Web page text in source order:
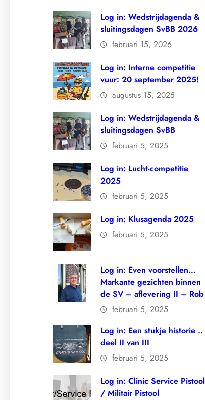
Log in: Wedstrijdagenda &
sluitingsdagen SvBB 2026
februari 15, 2026
Log in: Interne competitie
vuur: 20 september 2025!
augustus 15, 2025
Log in: Wedstrijdagenda &
sluitingsdagen SvBB
februari 5, 2025
Log in: Lucht-competitie
2025
februari 5, 2025
Log in: Klusagenda 2025
februari 5, 2025
Log in: Even voorstellen…
Markante gezichten binnen
de SV – aflevering II – Rob
februari 5, 2025
Log in: Een stukje historie ..
deel II van III
februari 5, 2025
Log in: Clinic Service Pistool
/ Militair Pistool